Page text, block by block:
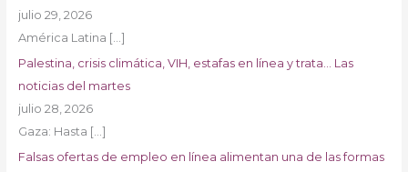
julio 29, 2026
América Latina […]
Palestina, crisis climática, VIH, estafas en línea y trata… Las
noticias del martes
julio 28, 2026
Gaza: Hasta […]
Falsas ofertas de empleo en línea alimentan una de las formas